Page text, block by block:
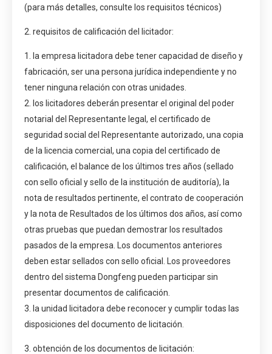
(para más detalles, consulte los requisitos técnicos)
2. requisitos de calificación del licitador:
1. la empresa licitadora debe tener capacidad de diseño y
fabricación, ser una persona jurídica independiente y no
tener ninguna relación con otras unidades.
2. los licitadores deberán presentar el original del poder
notarial del Representante legal, el certificado de
seguridad social del Representante autorizado, una copia
de la licencia comercial, una copia del certificado de
calificación, el balance de los últimos tres años (sellado
con sello oficial y sello de la institución de auditoría), la
nota de resultados pertinente, el contrato de cooperación
y la nota de Resultados de los últimos dos años, así como
otras pruebas que puedan demostrar los resultados
pasados de la empresa. Los documentos anteriores
deben estar sellados con sello oficial. Los proveedores
dentro del sistema Dongfeng pueden participar sin
presentar documentos de calificación.
3. la unidad licitadora debe reconocer y cumplir todas las
disposiciones del documento de licitación.
3. obtención de los documentos de licitación: